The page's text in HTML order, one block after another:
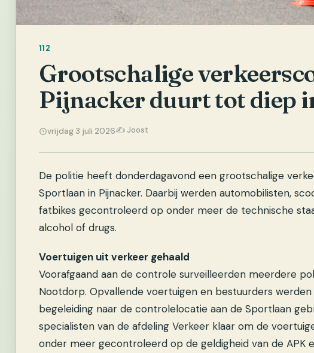
112
Grootschalige
Pijnacker duurt tot diep
vrijdag 3 juli 2026✍️ Joost
De politie heeft donderdagavond een grootschalige
Sportlaan in Pijnacker. Daarbij werden automobilisten,
fatbikes gecontroleerd op onder meer de technische
alcohol of drugs.
Voertuigen uit verkeer gehaald
Voorafgaand aan de controle surveilleerden meerdere
Nootdorp. Opvallende voertuigen en bestuurders
begeleiding naar de controlelocatie aan de Sportlaan
specialisten van de afdeling Verkeer klaar om de
onder meer gecontroleerd op de geldigheid van de APK